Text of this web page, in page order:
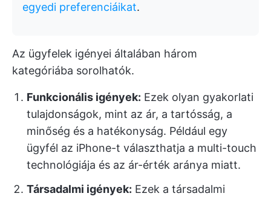
egyedi preferenciáikat.
Az ügyfelek igényei általában három
kategóriába sorolhatók.
Funkcionális igények: Ezek olyan gyakorlati
tulajdonságok, mint az ár, a tartósság, a
minőség és a hatékonyság. Például egy
ügyfél az iPhone-t választhatja a multi-touch
technológiája és az ár-érték aránya miatt.
Társadalmi igények: Ezek a társadalmi